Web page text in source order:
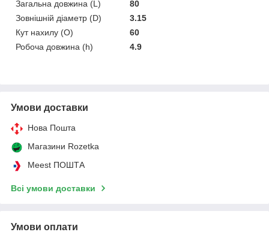
Загальна довжина (L)
80
Зовнішній діаметр (D)
3.15
Кут нахилу (O)
60
Робоча довжина (h)
4.9
Умови доставки
Нова Пошта
Магазини Rozetka
Meest ПОШТА
Всі умови доставки
Умови оплати